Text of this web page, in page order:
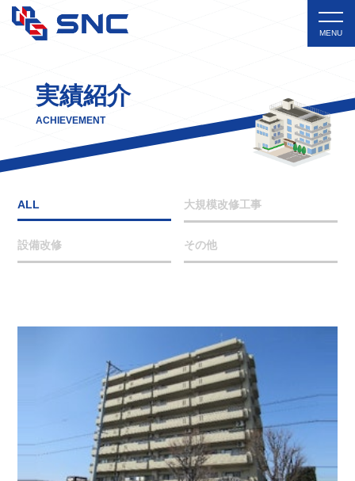
MENU
実績紹介
ACHIEVEMENT
ALL 大規模改修工事
設備改修 その他